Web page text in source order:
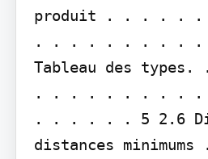
produit . . . . .
. . . . . . . . . .
Tableau des
. . . . . . . . .
. . . . . . 5 2.6
distances